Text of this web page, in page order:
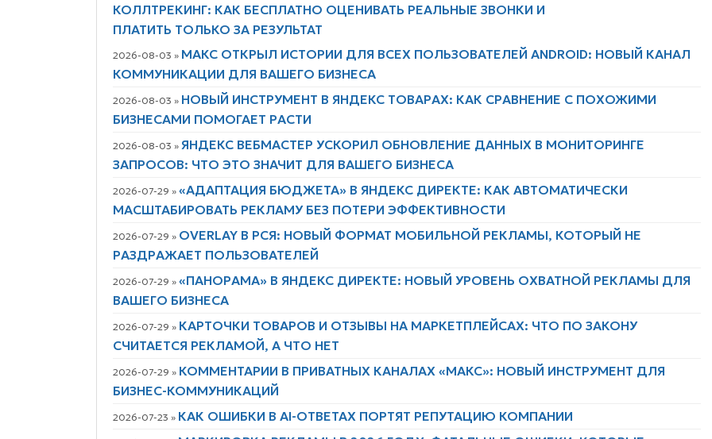
КОЛЛТРЕКИНГ: КАК БЕСПЛАТНО ОЦЕНИВАТЬ РЕАЛЬНЫЕ ЗВОНКИ И
ПЛАТИТЬ ТОЛЬКО ЗА РЕЗУЛЬТАТ
2026-08-03 » МАКС ОТКРЫЛ ИСТОРИИ ДЛЯ ВСЕХ ПОЛЬЗОВАТЕЛЕЙ ANDROID: НОВЫЙ КАНАЛ
КОММУНИКАЦИИ ДЛЯ ВАШЕГО БИЗНЕСА
2026-08-03 » НОВЫЙ ИНСТРУМЕНТ В ЯНДЕКС ТОВАРАХ: КАК СРАВНЕНИЕ С ПОХОЖИМИ
БИЗНЕСАМИ ПОМОГАЕТ РАСТИ
2026-08-03 » ЯНДЕКС ВЕБМАСТЕР УСКОРИЛ ОБНОВЛЕНИЕ ДАННЫХ В МОНИТОРИНГЕ
ЗАПРОСОВ: ЧТО ЭТО ЗНАЧИТ ДЛЯ ВАШЕГО БИЗНЕСА
2026-07-29 » «АДАПТАЦИЯ БЮДЖЕТА» В ЯНДЕКС ДИРЕКТЕ: КАК АВТОМАТИЧЕСКИ
МАСШТАБИРОВАТЬ РЕКЛАМУ БЕЗ ПОТЕРИ ЭФФЕКТИВНОСТИ
2026-07-29 » OVERLAY В РСЯ: НОВЫЙ ФОРМАТ МОБИЛЬНОЙ РЕКЛАМЫ, КОТОРЫЙ НЕ
РАЗДРАЖАЕТ ПОЛЬЗОВАТЕЛЕЙ
2026-07-29 » «ПАНОРАМА» В ЯНДЕКС ДИРЕКТЕ: НОВЫЙ УРОВЕНЬ ОХВАТНОЙ РЕКЛАМЫ ДЛЯ
ВАШЕГО БИЗНЕСА
2026-07-29 » КАРТОЧКИ ТОВАРОВ И ОТЗЫВЫ НА МАРКЕТПЛЕЙСАХ: ЧТО ПО ЗАКОНУ
СЧИТАЕТСЯ РЕКЛАМОЙ, А ЧТО НЕТ
2026-07-29 » КОММЕНТАРИИ В ПРИВАТНЫХ КАНАЛАХ «МАКС»: НОВЫЙ ИНСТРУМЕНТ ДЛЯ
БИЗНЕС-КОММУНИКАЦИЙ
2026-07-23 » КАК ОШИБКИ В AI-ОТВЕТАХ ПОРТЯТ РЕПУТАЦИЮ КОМПАНИИ